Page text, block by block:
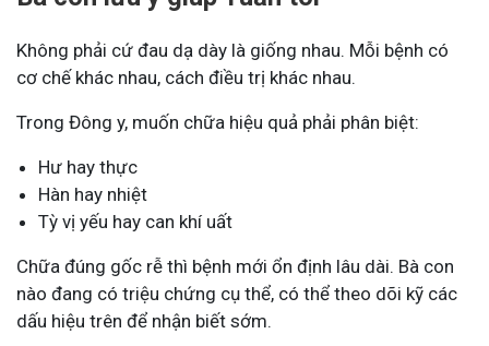
Không phải cứ đau dạ dày là giống nhau. Mỗi bệnh có
cơ chế khác nhau, cách điều trị khác nhau.
Trong Đông y, muốn chữa hiệu quả phải phân biệt:
Hư hay thực
Hàn hay nhiệt
Tỳ vị yếu hay can khí uất
Chữa đúng gốc rễ thì bệnh mới ổn định lâu dài. Bà con
nào đang có triệu chứng cụ thể, có thể theo dõi kỹ các
dấu hiệu trên để nhận biết sớm.